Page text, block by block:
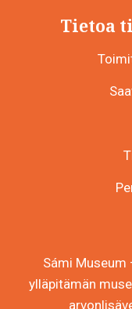
Tietoa
Sámi Museum
ylläpitämän